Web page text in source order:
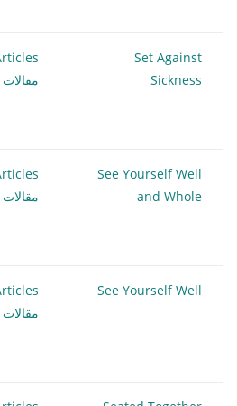
Set Against
Sickness
مقالات
See Yourself Well
and Whole
مقالات
See Yourself Well
مقالات